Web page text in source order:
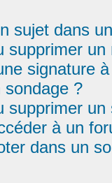
sujet dans
supprimer un
signature
sondage ?
supprimer un
à un
dans un